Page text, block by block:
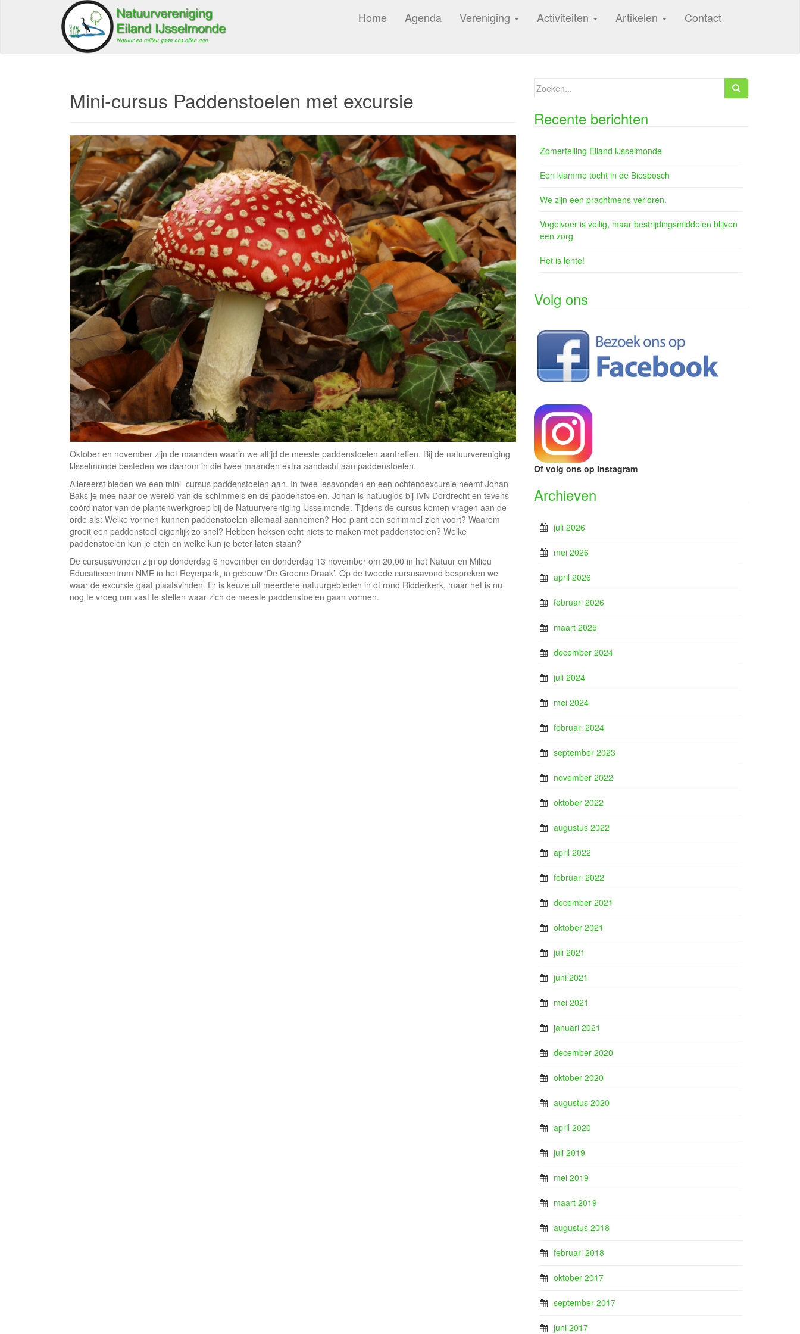
Home Agenda Vereniging Activiteiten Artikelen Contact
Mini-cursus Paddenstoelen met excursie
Oktober en november zijn de maanden waarin we altijd de meeste paddenstoelen aantreffen. Bij de natuurvereniging
IJsselmonde besteden we daarom in die twee maanden extra aandacht aan paddenstoelen.
Allereerst bieden we een mini–cursus paddenstoelen aan. In twee lesavonden en een ochtendexcursie neemt Johan
Baks je mee naar de wereld van de schimmels en de paddenstoelen. Johan is natuugids bij IVN Dordrecht en tevens
coördinator van de plantenwerkgroep bij de Natuurvereniging IJsselmonde. Tijdens de cursus komen vragen aan de
orde als: Welke vormen kunnen paddenstoelen allemaal aannemen? Hoe plant een schimmel zich voort? Waarom
groeit een paddenstoel eigenlijk zo snel? Hebben heksen echt niets te maken met paddenstoelen? Welke
paddenstoelen kun je eten en welke kun je beter laten staan?
De cursusavonden zijn op donderdag 6 november en donderdag 13 november om 20.00 in het Natuur en Milieu
Educatiecentrum NME in het Reyerpark, in gebouw ‘De Groene Draak’. Op de tweede cursusavond bespreken we
waar de excursie gaat plaatsvinden. Er is keuze uit meerdere natuurgebieden in of rond Ridderkerk, maar het is nu
nog te vroeg om vast te stellen waar zich de meeste paddenstoelen gaan vormen.
Zoeken
naar:
Recente berichten
Zomertelling Eiland IJsselmonde
Een klamme tocht in de Biesbosch
We zijn een prachtmens verloren.
Vogelvoer is veilig, maar bestrijdingsmiddelen blijven
een zorg
Het is lente!
Volg ons
Of volg ons op Instagram
Archieven
juli 2026
mei 2026
april 2026
februari 2026
maart 2025
december 2024
juli 2024
mei 2024
februari 2024
september 2023
november 2022
oktober 2022
augustus 2022
april 2022
februari 2022
december 2021
oktober 2021
juli 2021
juni 2021
mei 2021
januari 2021
december 2020
oktober 2020
augustus 2020
april 2020
juli 2019
mei 2019
maart 2019
augustus 2018
februari 2018
oktober 2017
september 2017
juni 2017